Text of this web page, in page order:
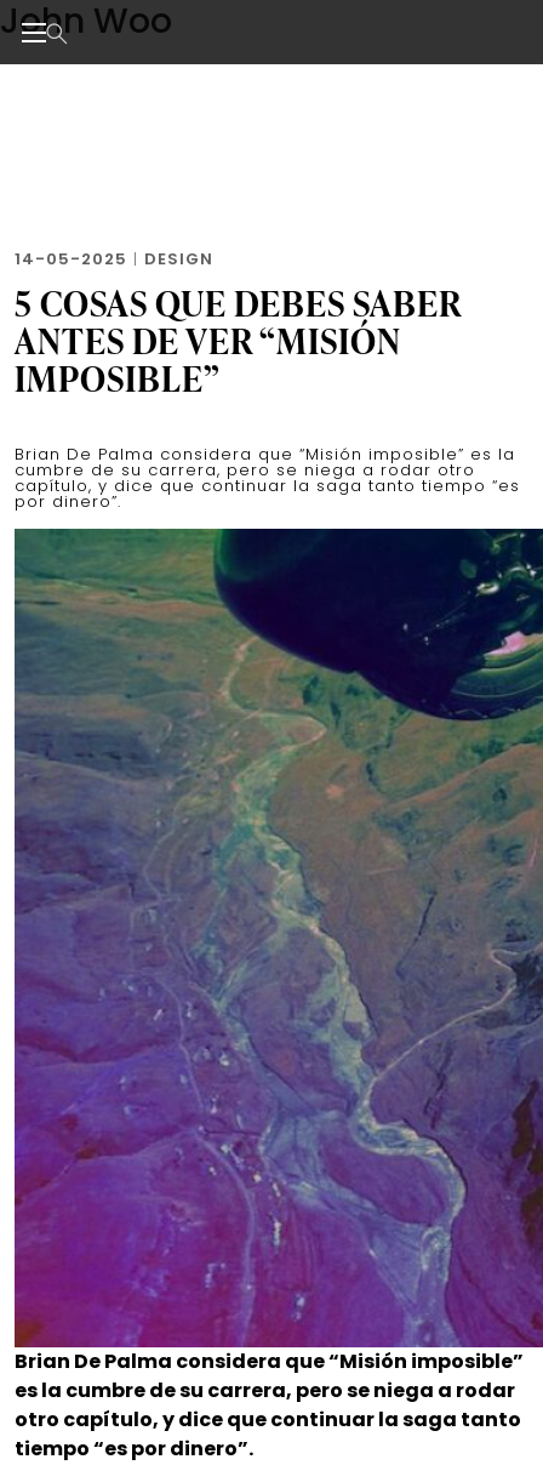
Skip
to
the
John Woo
14-05-2025 | DESIGN
5 COSAS QUE DEBES SABER
ANTES DE VER “MISIÓN
IMPOSIBLE”
Brian De Palma considera que “Misión imposible” es la
cumbre de su carrera, pero se niega a rodar otro
capítulo, y dice que continuar la saga tanto tiempo “es
por dinero”.
Brian De Palma considera que “Misión imposible”
es la cumbre de su carrera, pero se niega a rodar
otro capítulo, y dice que continuar la saga tanto
tiempo “es por dinero”.